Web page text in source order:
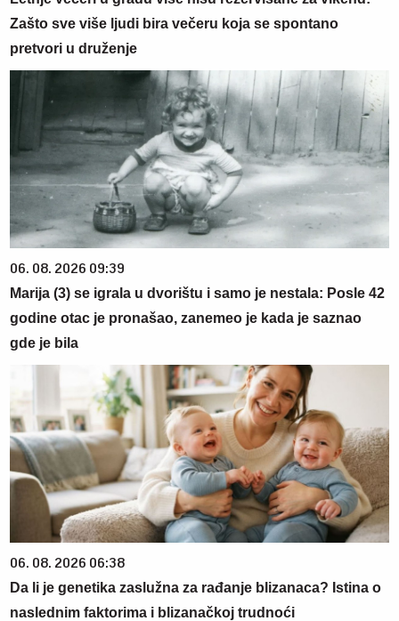
Zašto sve više ljudi bira večeru koja se spontano
pretvori u druženje
06. 08. 2026 09:39
Marija (3) se igrala u dvorištu i samo je nestala: Posle 42
godine otac je pronašao, zanemeo je kada je saznao
gde je bila
06. 08. 2026 06:38
Da li je genetika zaslužna za rađanje blizanaca? Istina o
naslednim faktorima i blizanačkoj trudnoći